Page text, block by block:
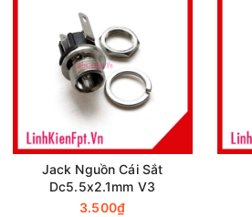
Jack Nguồn Cái Sắt
Dc5.5x2.1mm V3
3.500₫